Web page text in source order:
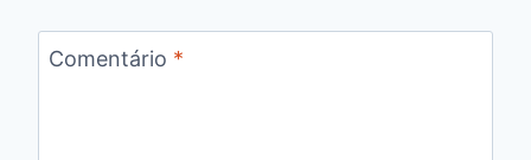
Comentário *